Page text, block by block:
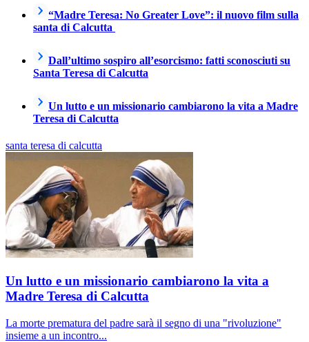
“Madre Teresa: No Greater Love”: il nuovo film sulla
santa di Calcutta
Dall’ultimo sospiro all’esorcismo: fatti sconosciuti su
Santa Teresa di Calcutta
Un lutto e un missionario cambiarono la vita a Madre
Teresa di Calcutta
santa teresa di calcutta
Un lutto e un missionario cambiarono la vita a
Madre Teresa di Calcutta
La morte prematura del padre sarà il segno di una "rivoluzione"
insieme a un incontro...